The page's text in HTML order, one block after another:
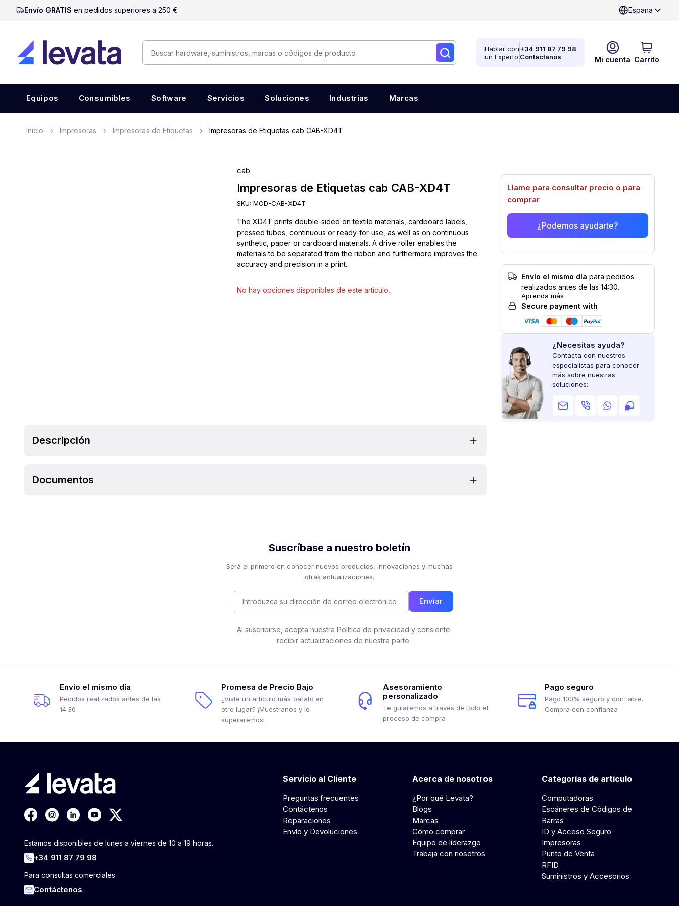
Envío GRATIS en pedidos superiores a 250 € Espana
Mi cuenta Carrito
Hablar con
un Experto
+34 911 87 79 98
Contáctanos
Equipos Consumibles Software Servicios Soluciones Industrias Marcas
Inicio Impresoras Impresoras de Etiquetas Impresoras de Etiquetas cab CAB-XD4T
cab
Impresoras de Etiquetas cab CAB-XD4T
SKU: MOD-CAB-XD4T
The XD4T prints double-sided on textile materials, cardboard labels,
pressed tubes, continuous or ready-for-use, as well as on continuous
synthetic, paper or cardboard materials. A drive roller enables the
materials to be separated from the ribbon and furthermore improves the
accuracy and precision in a print.
Seleccionar modelo
No hay opciones disponibles de este artículo.
Llame para consultar precio o para
comprar
¿Podemos ayudarte?
Envío el mismo día para pedidos
realizados antes de las 14:30.
Aprenda más
Secure payment with
¿Necesitas ayuda?
Contacta con nuestros
especialistas para conocer
más sobre nuestras
soluciones:
Descripción
Documentos
Suscríbase a nuestro boletín
Será el primero en conocer nuevos productos, innovaciones y muchas
otras actualizaciones.
Enviar
Al suscribirse, acepta nuestra Política de privacidad y consiente
recibir actualizaciones de nuestra parte.
Envío el mismo día
Pedidos realizados antes de las
14:30
Promesa de Precio Bajo
¿Viste un artículo más barato en
otro lugar? ¡Muéstranos y lo
superaremos!
Asesoramiento
personalizado
Te guiaremos a través de todo el
proceso de compra
Pago seguro
Pago 100% seguro y confiable.
Compra con confianza
Estamos disponibles de lunes a viernes de 10 a 19 horas.
+34 911 87 79 98
Para consultas comerciales:
Contáctenos
Servicio al Cliente
Preguntas frecuentes
Contáctenos
Reparaciones
Envío y Devoluciones
Acerca de nosotros
¿Por qué Levata?
Blogs
Marcas
Cómo comprar
Equipo de liderazgo
Trabaja con nosotros
Categorías de artículo
Computadoras
Escáneres de Códigos de
Barras
ID y Acceso Seguro
Impresoras
Punto de Venta
RFID
Suministros y Accesorios